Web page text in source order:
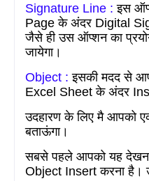
Signature Line : इस
Pageके अंदर Digital
जैसे ही उस ऑप्शन का
जायेगा।
Object :इसकी मदद से
Excel Sheetके अंदर
उदहारण के लिए मै आपको
बताऊंगा।
सबसे पहले आपको यह
Object Insertकरना है।